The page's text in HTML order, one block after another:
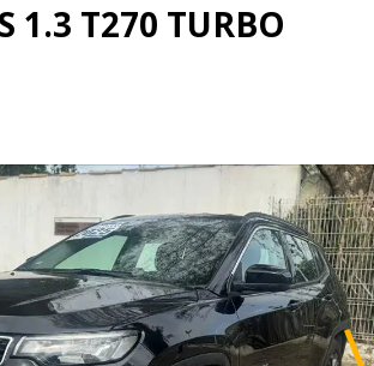
1.3 T270 TURBO